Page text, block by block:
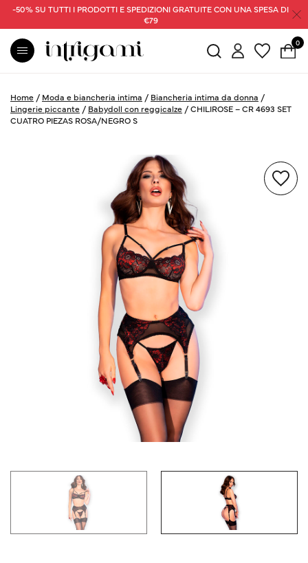
-50% SU TUTTI I PRODOTTI E SPEDIZIONI GRATUITE CON UNA SPESA DI
€79
0
Home / Moda e biancheria intima / Biancheria intima da donna /
Lingerie piccante / Babydoll con reggicalze /CHILIROSE – CR 4693 SET
CUATRO PIEZAS ROSA/NEGRO S